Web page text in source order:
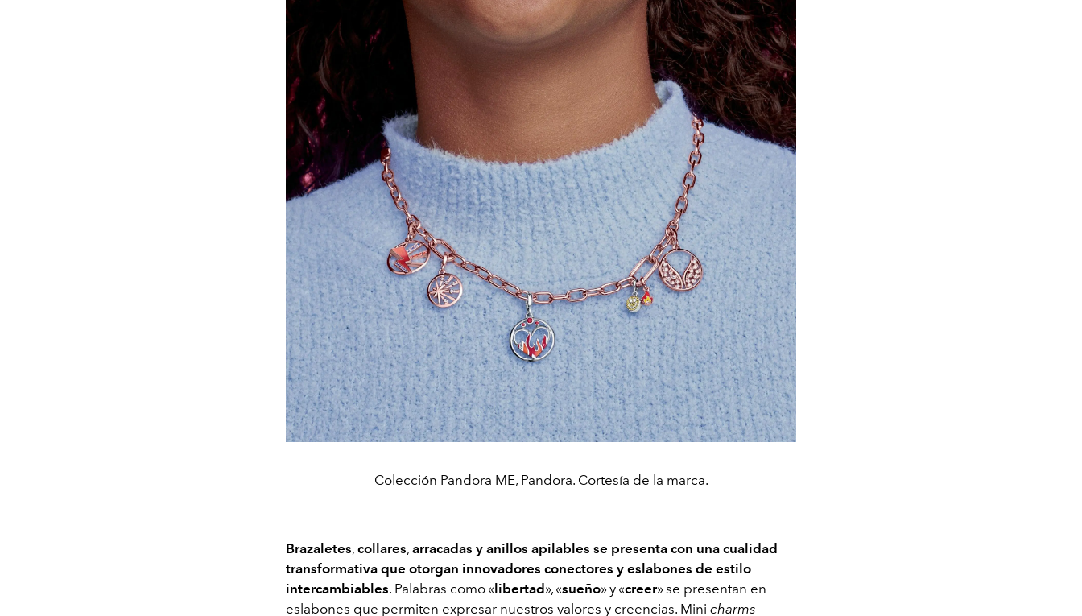
Colección Pandora ME, Pandora. Cortesía de la marca.
Brazaletes, collares, arracadas y anillos apilables se presenta con una cualidad
transformativa que otorgan innovadores conectores y eslabones de estilo
intercambiables. Palabras como «libertad», «sueño» y «creer» se presentan en
eslabones que permiten expresar nuestros valores y creencias. Mini charms